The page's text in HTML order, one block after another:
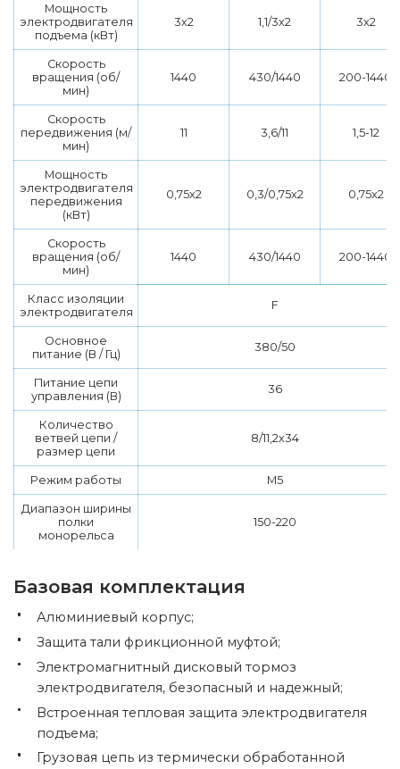
Мощность
электродвигателя
подъема (кВт)
3х2 1,1/3х2 3х2
Скорость
вращения (об/
мин)
1440 430/1440 200-1440
Скорость
передвижения (м/
мин)
11 3,6/11 1,5-12
Мощность
электродвигателя
передвижения
(кВт)
0,75х2 0,3/0,75х2 0,75х2
Скорость
вращения (об/
мин)
1440 430/1440 200-1440
Класс изоляции
электродвигателя
F
Основное
питание (В / Гц)
380/50
Питание цепи
управления (В)
36
Количество
ветвей цепи /
размер цепи
8/11,2х34
Режим работы М5
Диапазон ширины
полки
монорельса
150-220
Базовая комплектация
Алюминиевый корпус;
Защита тали фрикционной муфтой;
Электромагнитный дисковый тормоз
электродвигателя, безопасный и надежный;
Встроенная тепловая защита электродвигателя
подъема;
Грузовая цепь из термически обработанной